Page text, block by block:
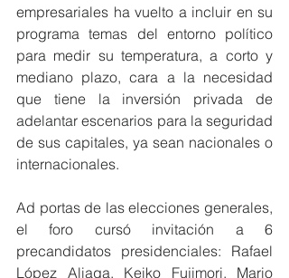
empresariales ha vuelto a incluir en su
programa temas del entorno político
para medir su temperatura, a corto y
mediano plazo, cara a la necesidad
que tiene la inversión privada de
adelantar escenarios para la seguridad
de sus capitales, ya sean nacionales o
internacionales.
Ad portas de las elecciones generales,
el foro cursó invitación a 6
precandidatos presidenciales: Rafael
López Aliaga, Keiko Fujimori, Mario